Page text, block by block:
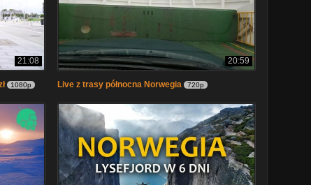
21:08
1080p
20:59
Live z trasy północna Norwegia 720p